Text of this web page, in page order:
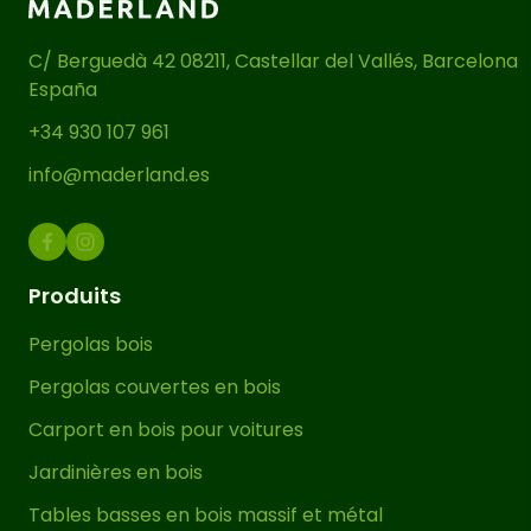
est disponible enplusieurs
dimensions
caractéristiques de votre jardin. La
quantité de poteaux (P), de poutres
(P) et de traverses (T) peut varier en
fonction des dimensions choisies,
comme cela peut être observé sur
l’image à droite et/ou sur les images
Le bois utilisé se distingue par sa
comportement en extérieur. De plus,
sontraitement en autoclave
niveau IV est appliqué en garantissant
C/ Berguedà 42 08211, Castellar del Vallés, Barcelona
España
+34 930 107 961
info@maderland.es
Produits
Pergolas bois
Pergolas couvertes en bois
Carport en bois pour voitures
Jardinières en bois
Tables basses en bois massif et métal